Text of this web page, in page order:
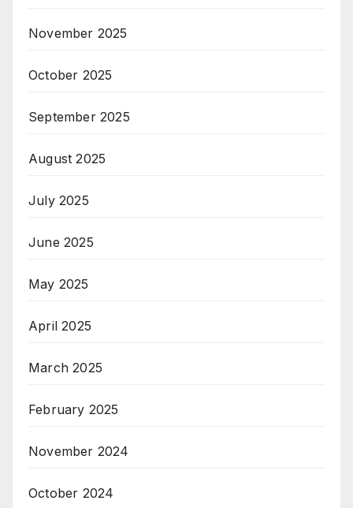
November 2025
October 2025
September 2025
August 2025
July 2025
June 2025
May 2025
April 2025
March 2025
February 2025
November 2024
October 2024